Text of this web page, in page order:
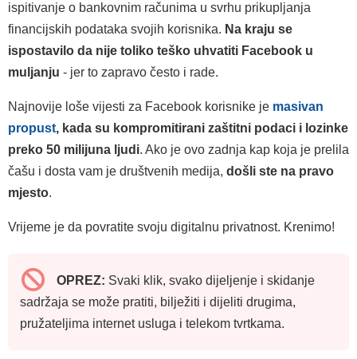
ispitivanje o bankovnim računima u svrhu prikupljanja
financijskih podataka svojih korisnika. Na kraju se
ispostavilo da nije toliko teško uhvatiti Facebook u
muljanju - jer to zapravo često i rade.
Najnovije loše vijesti za Facebook korisnike je masivan
propust, kada su kompromitirani zaštitni podaci i lozinke
preko 50 milijuna ljudi. Ako je ovo zadnja kap koja je prelila
čašu i dosta vam je društvenih medija, došli ste na pravo
mjesto.
Vrijeme je da povratite svoju digitalnu privatnost. Krenimo!
OPREZ: Svaki klik, svako dijeljenje i skidanje
sadržaja se može pratiti, bilježiti i dijeliti drugima,
pružateljima internet usluga i telekom tvrtkama.